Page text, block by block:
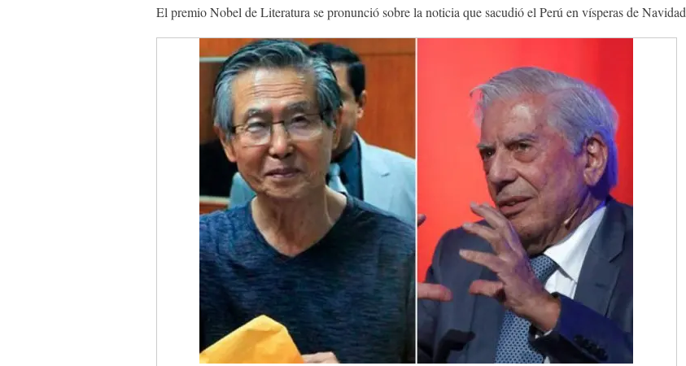
El premio Nobel de Literatura se pronunció sobre la noticia que sacudió el Perú en vísperas de Navidad